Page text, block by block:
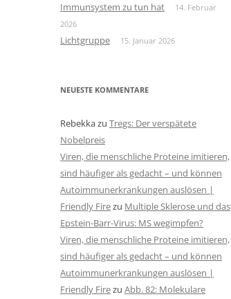
Immunsystem zu tun hat
14. Februar
2026
Lichtgruppe 15. Januar 2026
NEUESTE KOMMENTARE
Rebekkazu Tregs: Der verspätete
Nobelpreis
Viren, die menschliche Proteine imitieren,
sind häufiger als gedacht – und können
Autoimmunerkrankungen auslösen |
Friendly Firezu Multiple Sklerose und das
Epstein-Barr-Virus: MS wegimpfen?
Viren, die menschliche Proteine imitieren,
sind häufiger als gedacht – und können
Autoimmunerkrankungen auslösen |
Friendly Firezu Abb. 82: Molekulare